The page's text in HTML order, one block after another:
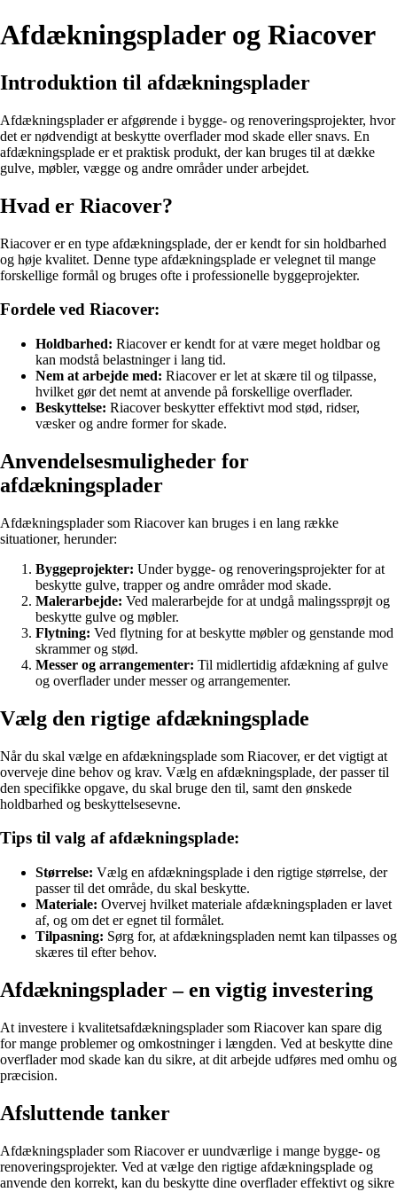
Afdækningsplader og Riacover
Introduktion til afdækningsplader
Afdækningsplader er afgørende i bygge- og renoveringsprojekter, hvor
det er nødvendigt at beskytte overflader mod skade eller snavs. En
afdækningsplade er et praktisk produkt, der kan bruges til at dække
gulve, møbler, vægge og andre områder under arbejdet.
Hvad er Riacover?
Riacover er en type afdækningsplade, der er kendt for sin holdbarhed
og høje kvalitet. Denne type afdækningsplade er velegnet til mange
forskellige formål og bruges ofte i professionelle byggeprojekter.
Fordele ved Riacover:
Holdbarhed: Riacover er kendt for at være meget holdbar og
kan modstå belastninger i lang tid.
Nem at arbejde med: Riacover er let at skære til og tilpasse,
hvilket gør det nemt at anvende på forskellige overflader.
Beskyttelse: Riacover beskytter effektivt mod stød, ridser,
væsker og andre former for skade.
Anvendelsesmuligheder for
afdækningsplader
Afdækningsplader som Riacover kan bruges i en lang række
situationer, herunder:
Byggeprojekter: Under bygge- og renoveringsprojekter for at
beskytte gulve, trapper og andre områder mod skade.
Malerarbejde: Ved malerarbejde for at undgå malingssprøjt og
beskytte gulve og møbler.
Flytning: Ved flytning for at beskytte møbler og genstande mod
skrammer og stød.
Messer og arrangementer: Til midlertidig afdækning af gulve
og overflader under messer og arrangementer.
Vælg den rigtige afdækningsplade
Når du skal vælge en afdækningsplade som Riacover, er det vigtigt at
overveje dine behov og krav. Vælg en afdækningsplade, der passer til
den specifikke opgave, du skal bruge den til, samt den ønskede
holdbarhed og beskyttelsesevne.
Tips til valg af afdækningsplade:
Størrelse: Vælg en afdækningsplade i den rigtige størrelse, der
passer til det område, du skal beskytte.
Materiale: Overvej hvilket materiale afdækningspladen er lavet
af, og om det er egnet til formålet.
Tilpasning: Sørg for, at afdækningspladen nemt kan tilpasses og
skæres til efter behov.
Afdækningsplader – en vigtig investering
At investere i kvalitetsafdækningsplader som Riacover kan spare dig
for mange problemer og omkostninger i længden. Ved at beskytte dine
overflader mod skade kan du sikre, at dit arbejde udføres med omhu og
præcision.
Afsluttende tanker
Afdækningsplader som Riacover er uundværlige i mange bygge- og
renoveringsprojekter. Ved at vælge den rigtige afdækningsplade og
anvende den korrekt, kan du beskytte dine overflader effektivt og sikre